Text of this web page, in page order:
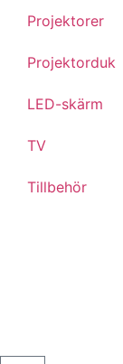
Projektorer
Projektorduk
LED-skärm
TV
Tillbehör